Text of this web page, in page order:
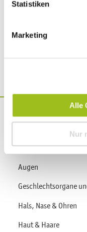
Statistiken
Marketing
Alle
Nur
Gesund werden
Augen
Geschlechtsorgane
Hals, Nase & Ohren
Haut & Haare